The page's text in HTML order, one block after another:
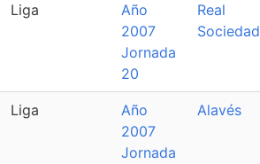
Liga
Año
2007
Jornada
20
Real
Sociedad
Liga
Año
2007
Jornada
Alavés